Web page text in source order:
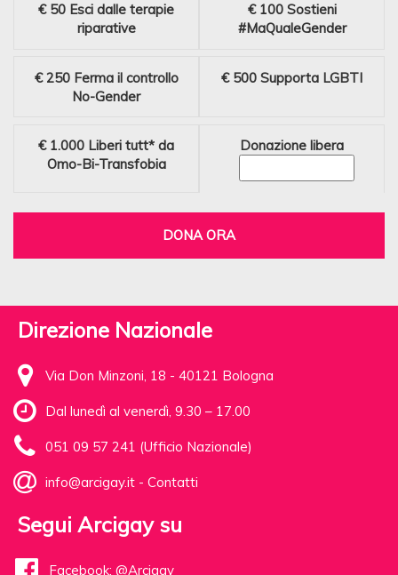
€ 50 Esci dalle terapie
riparative
€ 100 Sostieni
#MaQualeGender
€ 250 Ferma il controllo
No-Gender
€ 500 Supporta LGBTI
€ 1.000 Liberi tutt* da
Omo-Bi-Transfobia
Donazione libera
DONA ORA
Direzione Nazionale
Via Don Minzoni, 18 - 40121 Bologna
Dal lunedì al venerdì, 9.30 – 17.00
051 09 57 241 (Ufficio Nazionale)
info@arcigay.it - Contatti
Segui Arcigay su
Facebook: @Arcigay